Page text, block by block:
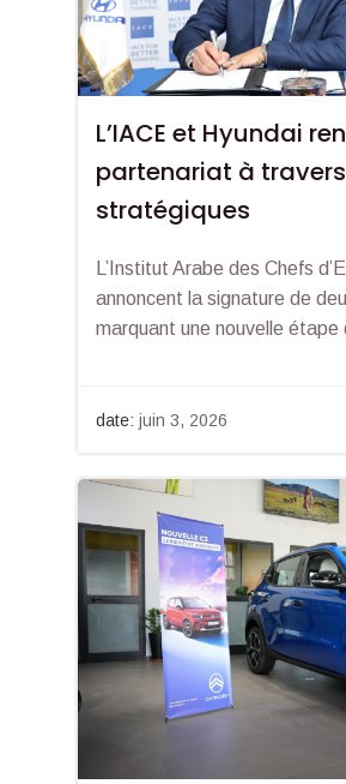
L’IACE et Hyundai
partenariat à
stratégiques
L’Institut Arabe des Chefs
annoncent la signature de
marquant une nouvelle
date: juin 3, 2026